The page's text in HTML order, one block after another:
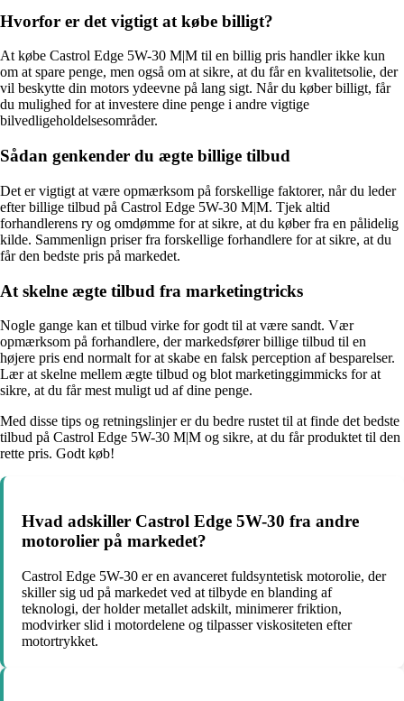
Hvorfor er det vigtigt at købe billigt?
At købe Castrol Edge 5W-30 M|M til en billig pris handler ikke kun
om at spare penge, men også om at sikre, at du får en kvalitetsolie, der
vil beskytte din motors ydeevne på lang sigt. Når du køber billigt, får
du mulighed for at investere dine penge i andre vigtige
bilvedligeholdelsesområder.
Sådan genkender du ægte billige tilbud
Det er vigtigt at være opmærksom på forskellige faktorer, når du leder
efter billige tilbud på Castrol Edge 5W-30 M|M. Tjek altid
forhandlerens ry og omdømme for at sikre, at du køber fra en pålidelig
kilde. Sammenlign priser fra forskellige forhandlere for at sikre, at du
får den bedste pris på markedet.
At skelne ægte tilbud fra marketingtricks
Nogle gange kan et tilbud virke for godt til at være sandt. Vær
opmærksom på forhandlere, der markedsfører billige tilbud til en
højere pris end normalt for at skabe en falsk perception af besparelser.
Lær at skelne mellem ægte tilbud og blot marketinggimmicks for at
sikre, at du får mest muligt ud af dine penge.
Med disse tips og retningslinjer er du bedre rustet til at finde det bedste
tilbud på Castrol Edge 5W-30 M|M og sikre, at du får produktet til den
rette pris. Godt køb!
Hvad adskiller Castrol Edge 5W-30 fra andre
motorolier på markedet?
Castrol Edge 5W-30 er en avanceret fuldsyntetisk motorolie, der
skiller sig ud på markedet ved at tilbyde en blanding af
teknologi, der holder metallet adskilt, minimerer friktion,
modvirker slid i motordelene og tilpasser viskositeten efter
motortrykket.